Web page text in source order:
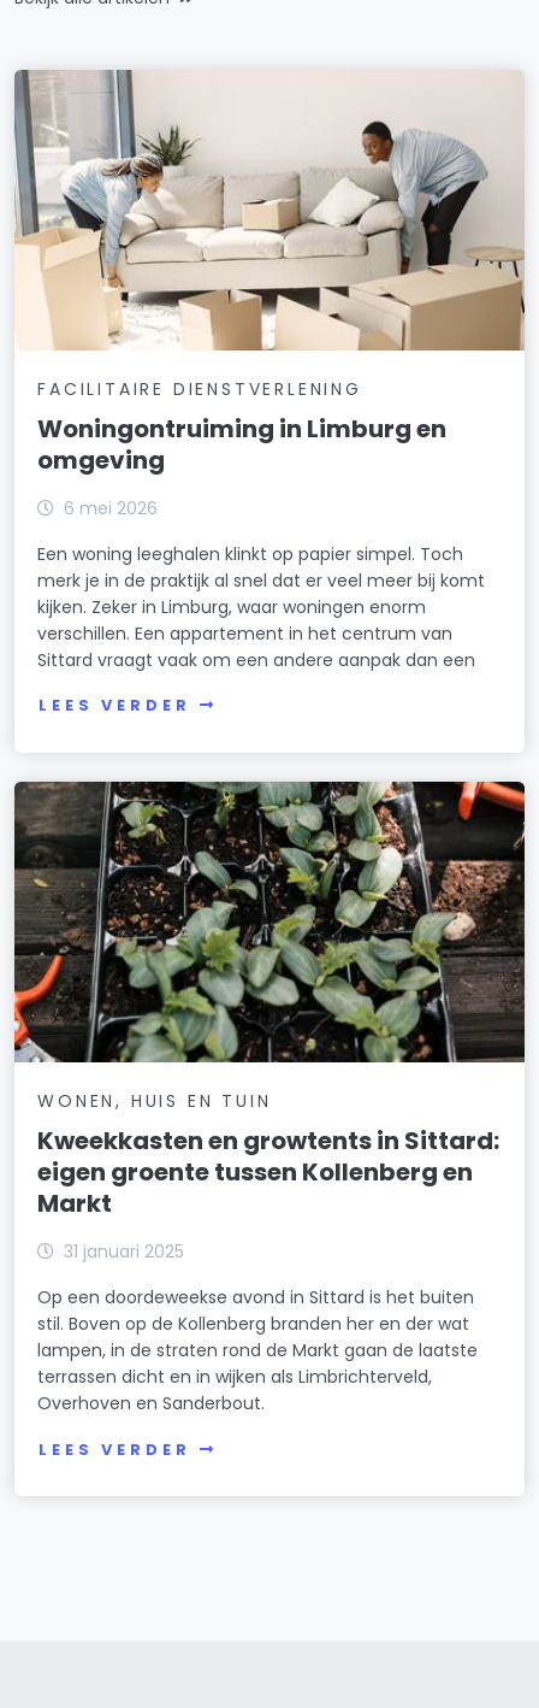
FACILITAIRE DIENSTVERLENING
Woningontruiming in Limburg en
omgeving
6 mei 2026
Een woning leeghalen klinkt op papier simpel. Toch
merk je in de praktijk al snel dat er veel meer bij komt
kijken. Zeker in Limburg, waar woningen enorm
verschillen. Een appartement in het centrum van
Sittard vraagt vaak om een andere aanpak dan een
LEES VERDER
WONEN, HUIS EN TUIN
Kweekkasten en growtents in Sittard:
eigen groente tussen Kollenberg en
Markt
31 januari 2025
Op een doordeweekse avond in Sittard is het buiten
stil. Boven op de Kollenberg branden her en der wat
lampen, in de straten rond de Markt gaan de laatste
terrassen dicht en in wijken als Limbrichterveld,
Overhoven en Sanderbout.
LEES VERDER